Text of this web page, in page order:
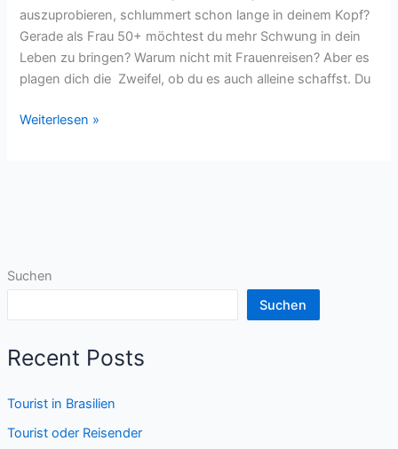
Suchen
Suchen
Recent Posts
Tourist in Brasilien
Tourist oder Reisender
auszuprobieren, schlummert schon lange in deinem Kopf?
Gerade als Frau 50+ möchtest du mehr Schwung in dein
Leben zu bringen? Warum nicht mit Frauenreisen? Aber es
plagen dich die Zweifel, ob du es auch alleine schaffst. Du
Alleine
Weiterlesen »